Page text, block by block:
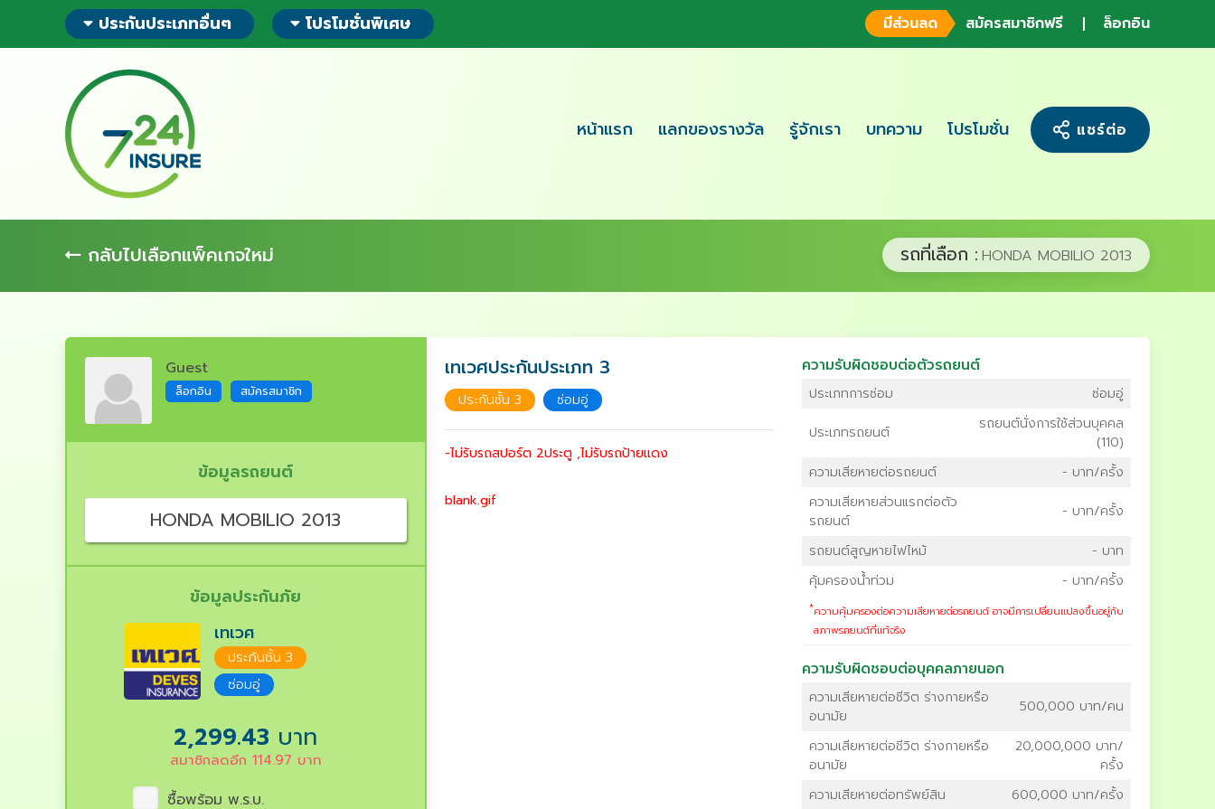
ยัง
ประกันประเภทอื่นๆ โปรโมชั่นพิเศษ มีส่วนลด สมัครสมาชิกฟรี ล็อกอิน
แชร์ต่อ
หน้าแรก แลกของรางวัล รู้จักเรา บทความ โปรโมชั่น
กลับไปเลือกแพ็คเกจใหม่ รถที่เลือก : HONDA MOBILIO 2013
Guest
ล็อกอิน สมัครสมาชิก
ข้อมูลรถยนต์
HONDA MOBILIO 2013
ข้อมูลประกันภัย
เทเวศ
ประกันชั้น 3
ซ่อมอู่
2,299.43 บาท
สมาชิกลดอีก 114.97 บาท
ซื้อพร้อม พ.ร.บ.
เทเวศประกันประเภท 3
ประกันชั้น 3 ซ่อมอู่
-ไม่รับรถสปอร์ต 2ประตู ,ไม่รับรถป้ายแดง
blank.gif
ความรับผิดชอบต่อตัวรถยนต์
ประเภทการซ่อม ซ่อมอู่
ประเภทรถยนต์
รถยนต์นั่งการใช้ส่วนบุคคล
(110)
ความเสียหายต่อรถยนต์
- บาท/ครั้ง
ความเสียหายส่วนแรกต่อตัว
รถยนต์
- บาท/ครั้ง
รถยนต์สูญหายไฟไหม้
- บาท
คุ้มครองน้ำท่วม
- บาท/ครั้ง
*ความคุ้มครองต่อความเสียหายต่อรถยนต์ อาจมีการเปลี่ยนแปลงขึ้นอยู่กับ
สภาพรถยนต์ที่แท้จริง
ความรับผิดชอบต่อบุคคลภายนอก
ความเสียหายต่อชีวิต ร่างกายหรือ
อนามัย
500,000 บาท/คน
ความเสียหายต่อชีวิต ร่างกายหรือ
อนามัย
20,000,000 บาท/
ครั้ง
ความเสียหายต่อทรัพย์สิน
600,000 บาท/ครั้ง